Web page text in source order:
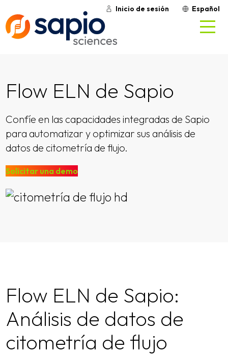
Inicio de sesión Español
Flow ELN de Sapio
Confíe en las capacidades integradas de Sapio
para automatizar y optimizar sus análisis de
datos de citometría de flujo.
Solicitar una demo
Flow ELN de Sapio:
Análisis de datos de
citometría de flujo